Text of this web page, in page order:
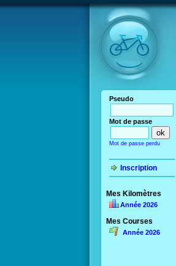
Pseudo
Mot de passe
Mot de passe perdu
Inscription
Mes Kilomètres
Année 2026
Mes Courses
Année 2026